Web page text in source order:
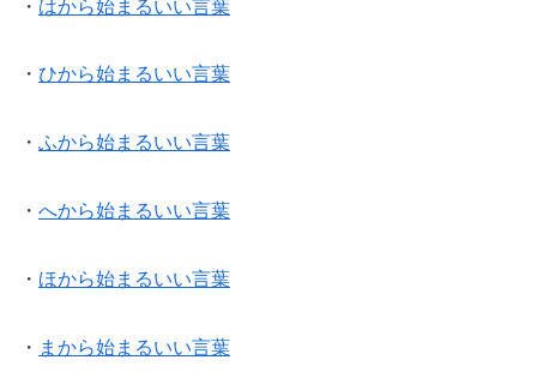
・ はから始まるいい言葉
・ ひから始まるいい言葉
・ ふから始まるいい言葉
・ へから始まるいい言葉
・ ほから始まるいい言葉
・ まから始まるいい言葉